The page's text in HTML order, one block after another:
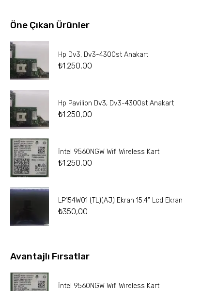
Öne Çıkan Ürünler
Hp Dv3, Dv3-4300st Anakart
₺1.250,00
Hp Pavilion Dv3, Dv3-4300st Anakart
₺1.250,00
İntel 9560NGW Wifi Wireless Kart
₺1.250,00
LP154W01 (TL)(AJ) Ekran 15.4” Lcd Ekran
₺350,00
Avantajlı Fırsatlar
İntel 9560NGW Wifi Wireless Kart